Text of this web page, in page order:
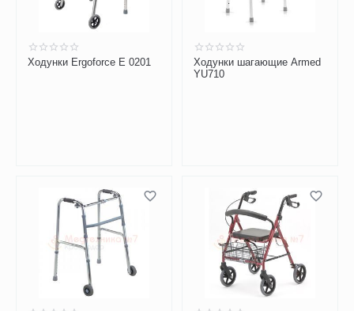
Ходунки Ergoforce E 0201
Ходунки шагающие Armed
YU710